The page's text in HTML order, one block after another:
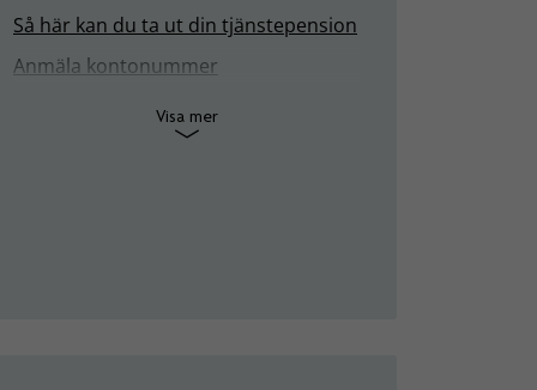
Så här kan du ta ut din tjänstepension
Anmäla kontonummer
Visa mer